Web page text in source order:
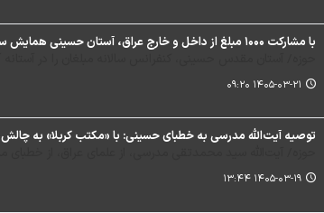
با مشارکت ۱۰۰۰ مبلغ از داخل و خارج عراق، آستان حسینی همایش سالانه خود را در آستانه ماه محرم برگزار کرد
۱۴۰۵-۰۳-۲۱ ۰۹:۲۰
توصیه آیت‌الله مدرسی به خطبای حسینی: با «مکتب کربلا» به
۱۴۰۵-۰۳-۱۹ ۱۳:۴۴